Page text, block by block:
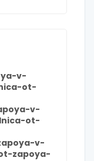
v-
ot-
v-
ot-
v-
zapoya-